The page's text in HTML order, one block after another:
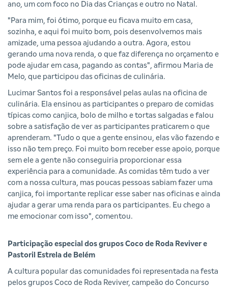
ano, um com foco no Dia das Crianças e outro no Natal.
"Para mim, foi ótimo, porque eu ficava muito em casa,
sozinha, e aqui foi muito bom, pois desenvolvemos mais
amizade, uma pessoa ajudando a outra. Agora, estou
gerando uma nova renda, o que faz diferença no orçamento e
pode ajudar em casa, pagando as contas", afirmou Maria de
Melo, que participou das oficinas de culinária.
Lucimar Santos foi a responsável pelas aulas na oficina de
culinária. Ela ensinou as participantes o preparo de comidas
típicas como canjica, bolo de milho e tortas salgadas e falou
sobre a satisfação de ver as participantes praticarem o que
aprenderam. "Tudo o que a gente ensinou, elas vão fazendo e
isso não tem preço. Foi muito bom receber esse apoio, porque
sem ele a gente não conseguiria proporcionar essa
experiência para a comunidade. As comidas têm tudo a ver
com a nossa cultura, mas poucas pessoas sabiam fazer uma
canjica, foi importante replicar esse saber nas oficinas e ainda
ajudar a gerar uma renda para os participantes. Eu chego a
me emocionar com isso", comentou.
Participação especial dos grupos Coco de Roda Reviver e
Pastoril Estrela de Belém
A cultura popular das comunidades foi representada na festa
pelos grupos Coco de Roda Reviver, campeão do Concurso